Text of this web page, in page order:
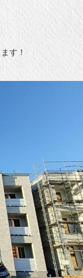
す！